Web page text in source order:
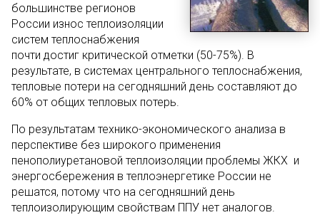
большинстве регионов
России износ теплоизоляции
систем теплоснабжения
почти достиг критической отметки (50-75%). В
результате, в системах центрального теплоснабжения,
тепловые потери на сегодняшний день составляют до
60% от общих тепловых потерь.
По результатам технико-экономического анализа в
перспективе без широкого применения
пенополиуретановой теплоизоляции проблемы ЖКХ и
энергосбережения в теплоэнергетике России не
решатся, потому что на сегодняшний день
теплоизолирующим свойствам ППУ нет аналогов.